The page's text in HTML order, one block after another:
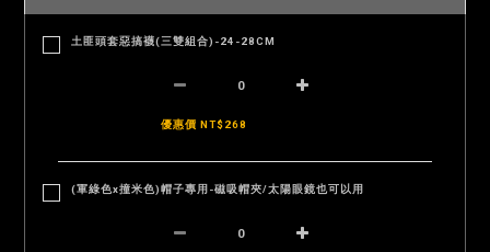
土匪頭套惡搞襪(三雙組合)-24-28CM
優惠價 NT$268
(軍綠色x撞米色)帽子專用-磁吸帽夾/太陽眼鏡也可以用